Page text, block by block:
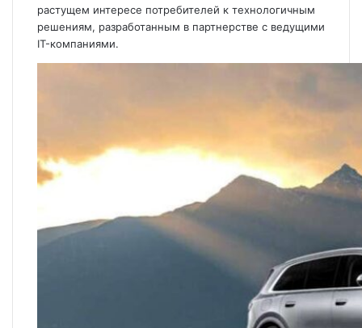
растущем интересе потребителей к технологичным
решениям, разработанным в партнерстве с ведущими
IT-компаниями.